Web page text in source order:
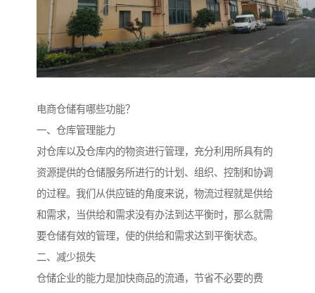
电商仓储有哪些功能？
一、仓库管理能力
对仓库以及仓库内的物资进行管理，充分利用所具有的
资源提供的仓储服务所进行的计划、组织、控制和协调
的过程。我们从供应链的角度来说，物流过程就是供给
和需求，当供给和需求没有办法到达平衡时，那么就需
要仓储有效的管理，使的供给和需求达到平衡状态。
二、减少损失
仓储企业的能力是加快商品的流通，节省不必要的费